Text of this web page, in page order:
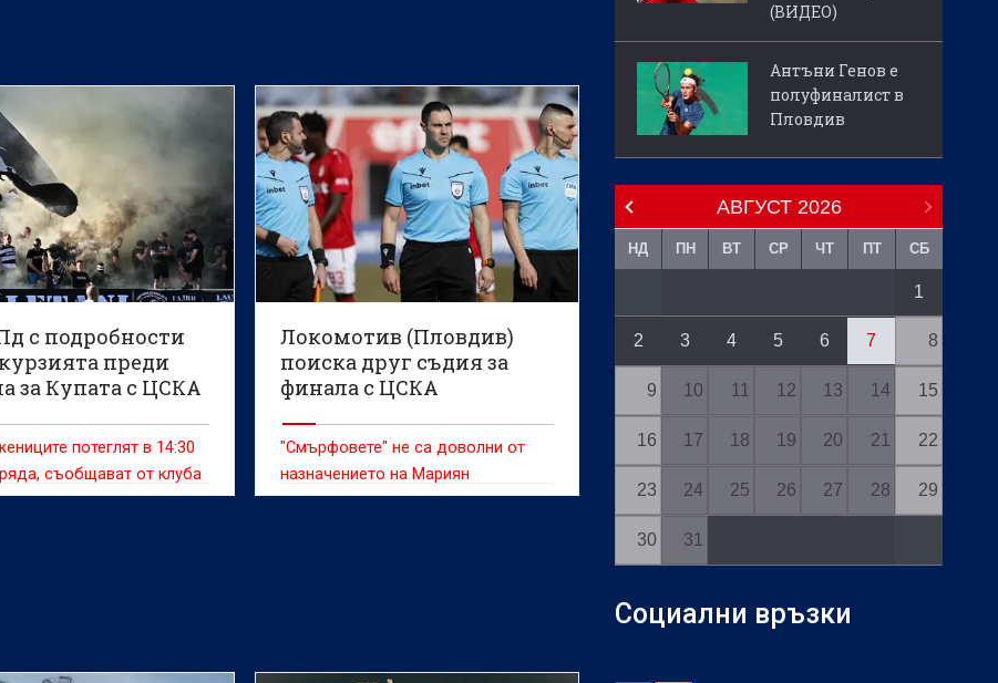
с подробности
преди
за Купата с ЦСКА
потеглят в 14:30
съобщават от клуба
Локомотив (Пловдив)
поиска друг съдия за
финала с ЦСКА
"Смърфовете" не са доволни от
назначението на Мариян
Гребенчарски
(ВИДЕО)
Антъни Генов е
полуфиналист в
Пловдив
АВГУСТ 2026
НД ПН ВТ СР ЧТ ПТ СБ
1
2 3 4 5 6 7 8
9 10 11 12 13 14 15
16 17 18 19 20 21 22
23 24 25 26 27 28 29
30 31
Социални връзки